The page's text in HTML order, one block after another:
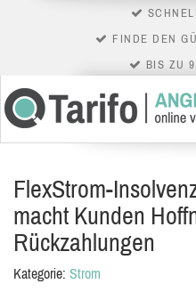
FINDE DEN
BIS ZU
FlexStrom-
macht Kunden
Rückzahlungen
Kategorie: Strom